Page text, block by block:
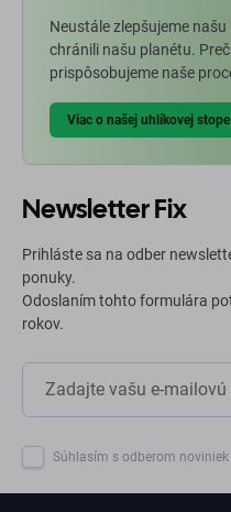
Neustále zlepšujeme
chránili našu planétu.
prispôsobujeme naše
Viac o našej uhlíkovej stope
Newsletter Fix
Prihláste sa na odber
ponuky.
Odoslaním tohto formulára
rokov.
Súhlasím s odberom noviniek